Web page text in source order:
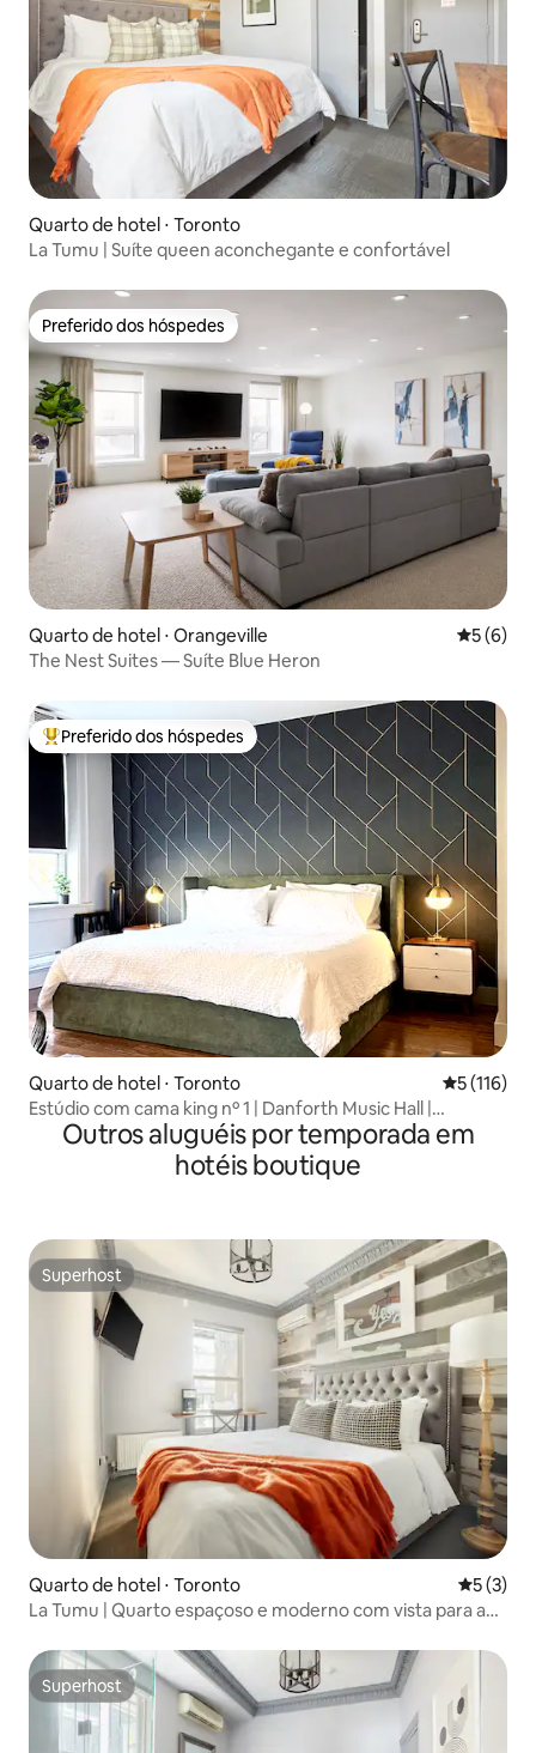
Quarto de hotel ⋅ Toronto
La Tumu | Suíte queen aconchegante e confortável
Preferido dos hóspedes
Preferido dos hóspedes
Quarto de hotel ⋅ Orangeville 5 de
5 (6)
The Nest Suites — Suíte Blue Heron
Entre os melhores preferidos dos hóspedes
Preferido dos hóspedes
Quarto de hotel ⋅ Toronto 5 de uma
5 (116)
Estúdio com cama king nº 1 | Danforth Music Hall |
Greektown
Outros aluguéis por temporada em
hotéis boutique
Superhost
Superhost
Quarto de hotel ⋅ Toronto 5 de
5 (3)
La Tumu | Quarto espaçoso e moderno com vista para a
Superhost
Superhost